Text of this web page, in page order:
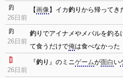
26日前
【画像】イカ釣りから帰ってき
26日前
釣りでアイナメやメバルを釣る
て食うだけで俺は食べなかった
26日前
『釣り 』のミニゲームが面白 い